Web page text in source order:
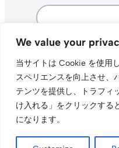
We value your
当サイトは Cookie を使用
スペリエンスを向上させ、
テンツを提供し、トラフィ
け入れる」をクリックする
になります。